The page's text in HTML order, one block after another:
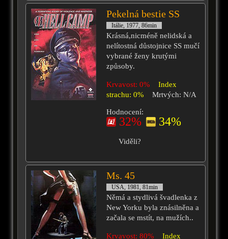
Pekelná bestie SS
Itálie, 1977, 86min
Krásná,nicméně nelidská a
nelítostná důstojnice SS mučí
vybrané ženy krutými
způsoby.
Krvavost: 0%
Index
strachu: 0%
Mrtvých: N/A
Hodnocení:
32% 34%
Viděli?
Ms. 45
USA, 1981, 81min
Němá a stydlivá švadlenka z
New Yorku byla znásilněna a
začala se mstít, na mužích..
Krvavost: 80% Index